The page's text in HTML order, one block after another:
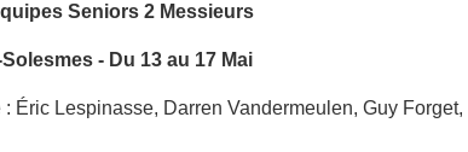
Seniors 2 Messieurs
- Du 13 au 17 Mai
Éric Lespinasse, Darren Vandermeulen, Guy